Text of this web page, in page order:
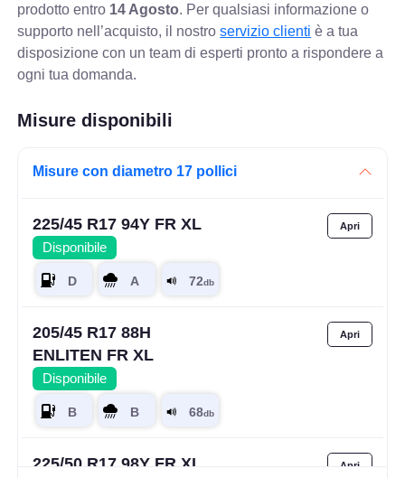
prodotto entro 14 Agosto. Per qualsiasi informazione o
supporto nell’acquisto, il nostroservizio clienti è a tua
disposizione con un team di esperti pronto a rispondere a
ogni tua domanda.
Misure disponibili
Misure con diametro 17 pollici
225/45 R17 94Y FR XL
Disponibile
205/45 R17 88H
ENLITEN FR XL
Disponibile
225/50 R17 98Y FR XL